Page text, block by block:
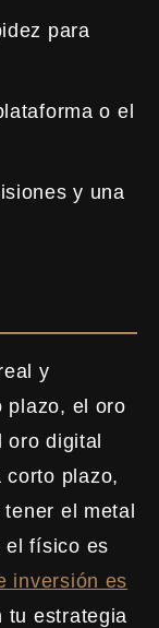
para
o el
y una
y
plazo, el oro
oro digital
corto plazo,
el metal
el físico es
inversión es
tu estrategia